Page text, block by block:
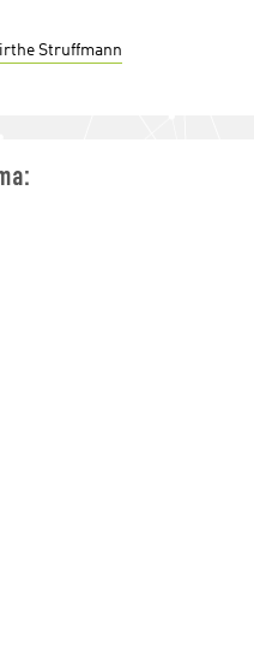
Struffmann